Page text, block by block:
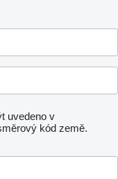
uvedeno v
kód země.